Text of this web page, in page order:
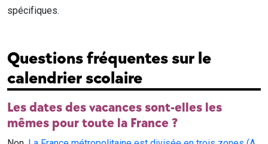
spécifiques.
Questions fréquentes sur le
calendrier scolaire
Les dates des vacances sont-elles les
mêmes pour toute la France ?